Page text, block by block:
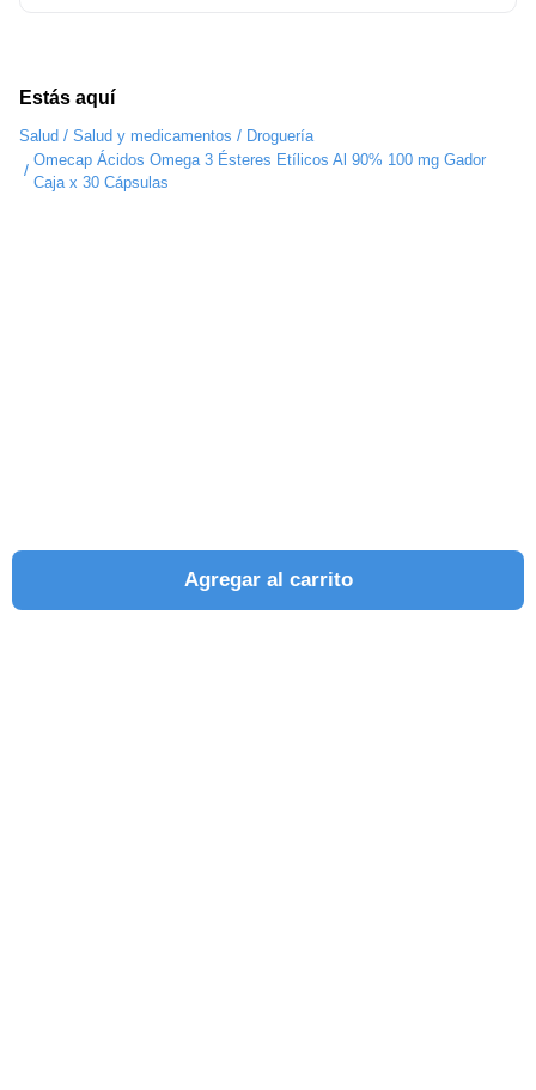
Estás aquí
Salud / Salud y medicamentos / Droguería
/
Omecap Ácidos Omega 3 Ésteres Etílicos Al 90% 100 mg Gador
Caja x 30 Cápsulas
Agregar al carrito